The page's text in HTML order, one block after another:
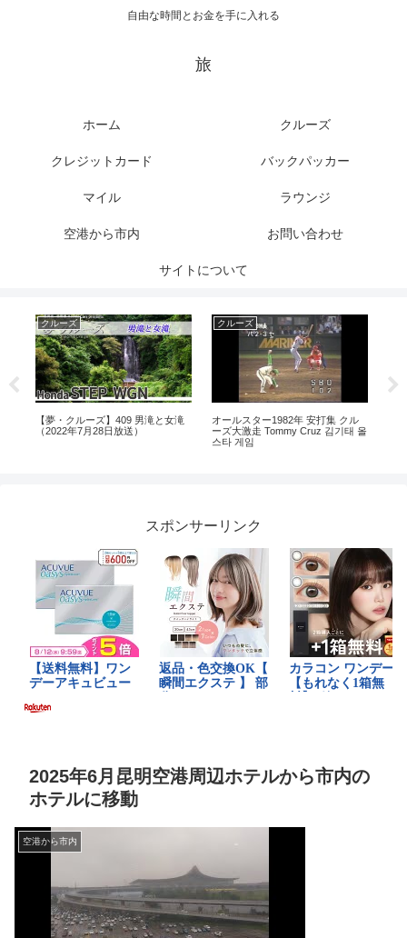
自由な時間とお金を手に入れる
旅
ホーム クルーズ
クレジットカード バックパッカー
マイル ラウンジ
空港から市内 お問い合わせ
サイトについて
クルーズ
【夢・クルーズ】409 男滝と女滝
（2022年7月28日放送）
クルーズ
オールスター1982年 安打集 クル
ーズ大激走 Tommy Cruz 김기태 올
스타 게임
スポンサーリンク
2025年6月昆明空港周辺ホテルから市内の
ホテルに移動
空港から市内